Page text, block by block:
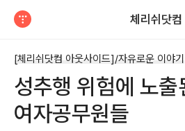
체리쉬닷컴
[체리쉬닷컴 아웃사이드]/자유로운 이야기
성추행 위험에 노
여자공무원들